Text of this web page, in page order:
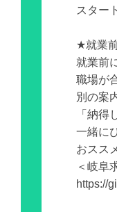
スター
★就業
就業前
職場が
別の案
「納得
一緒に
おスス
＜岐阜
https://